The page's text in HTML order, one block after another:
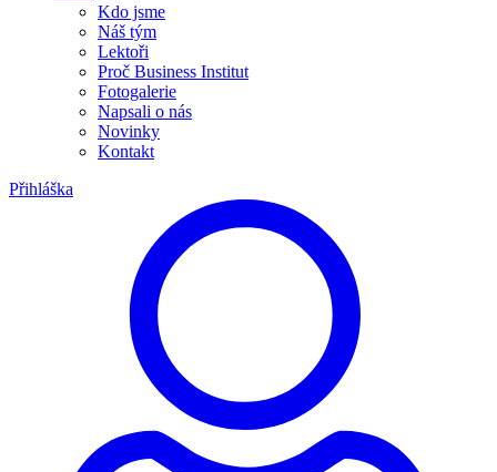
Kdo jsme
Náš tým
Lektoři
Proč Business Institut
Fotogalerie
Napsali o nás
Novinky
Kontakt
Přihláška